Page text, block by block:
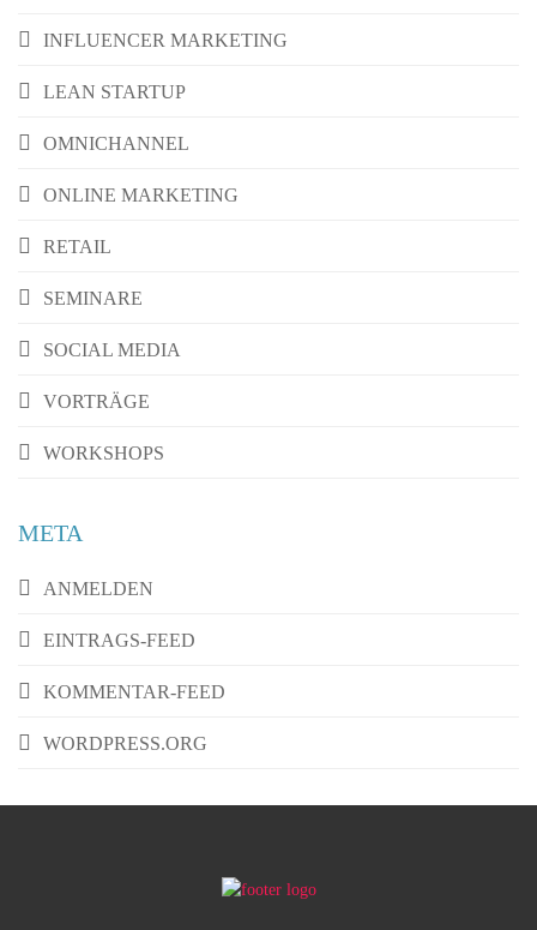
INFLUENCER MARKETING
LEAN STARTUP
OMNICHANNEL
ONLINE MARKETING
RETAIL
SEMINARE
SOCIAL MEDIA
VORTRÄGE
WORKSHOPS
META
ANMELDEN
EINTRAGS-FEED
KOMMENTAR-FEED
WORDPRESS.ORG